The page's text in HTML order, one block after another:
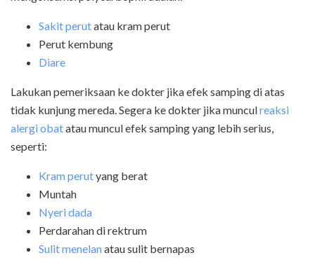
Sakit perutatau kram perut
Perut kembung
Diare
Lakukan pemeriksaan ke dokter jika efek samping di atas
tidak kunjung mereda. Segera ke dokter jika munculreaksi
alergi obatatau muncul efek samping yang lebih serius,
seperti:
Kram perutyang berat
Muntah
Nyeri dada
Perdarahan di rektrum
Sulit menelanatau sulit bernapas